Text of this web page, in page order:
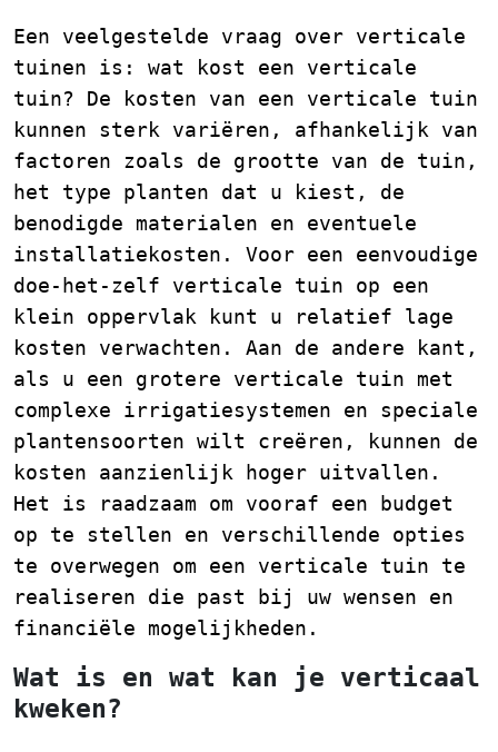
Een veelgestelde vraag over verticale
tuinen is: wat kost een verticale
tuin? De kosten van een verticale tuin
kunnen sterk variëren, afhankelijk van
factoren zoals de grootte van de tuin,
het type planten dat u kiest, de
benodigde materialen en eventuele
installatiekosten. Voor een eenvoudige
doe-het-zelf verticale tuin op een
klein oppervlak kunt u relatief lage
kosten verwachten. Aan de andere kant,
als u een grotere verticale tuin met
complexe irrigatiesystemen en speciale
plantensoorten wilt creëren, kunnen de
kosten aanzienlijk hoger uitvallen.
Het is raadzaam om vooraf een budget
op te stellen en verschillende opties
te overwegen om een verticale tuin te
realiseren die past bij uw wensen en
financiële mogelijkheden.
Wat is en wat kan je verticaal
kweken?